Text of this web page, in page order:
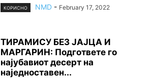
КОРИСНО NMD - February 17, 2022
ТИРАМИСУ БЕЗ ЈАЈЦА И
МАРГАРИН: Подгответе го
најубавиот десерт на
наједноставен...